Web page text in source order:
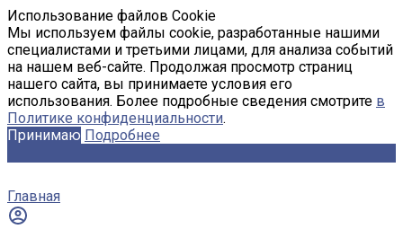
Использование файлов Cookie
Мы используем файлы cookie, разработанные нашими
специалистами и третьими лицами, для анализа событий
на нашем веб-сайте. Продолжая просмотр страниц
нашего сайта, вы принимаете условия его
использования. Более подробные сведения смотрите в
Политике конфиденциальности.
Принимаю Подробнее
Главная